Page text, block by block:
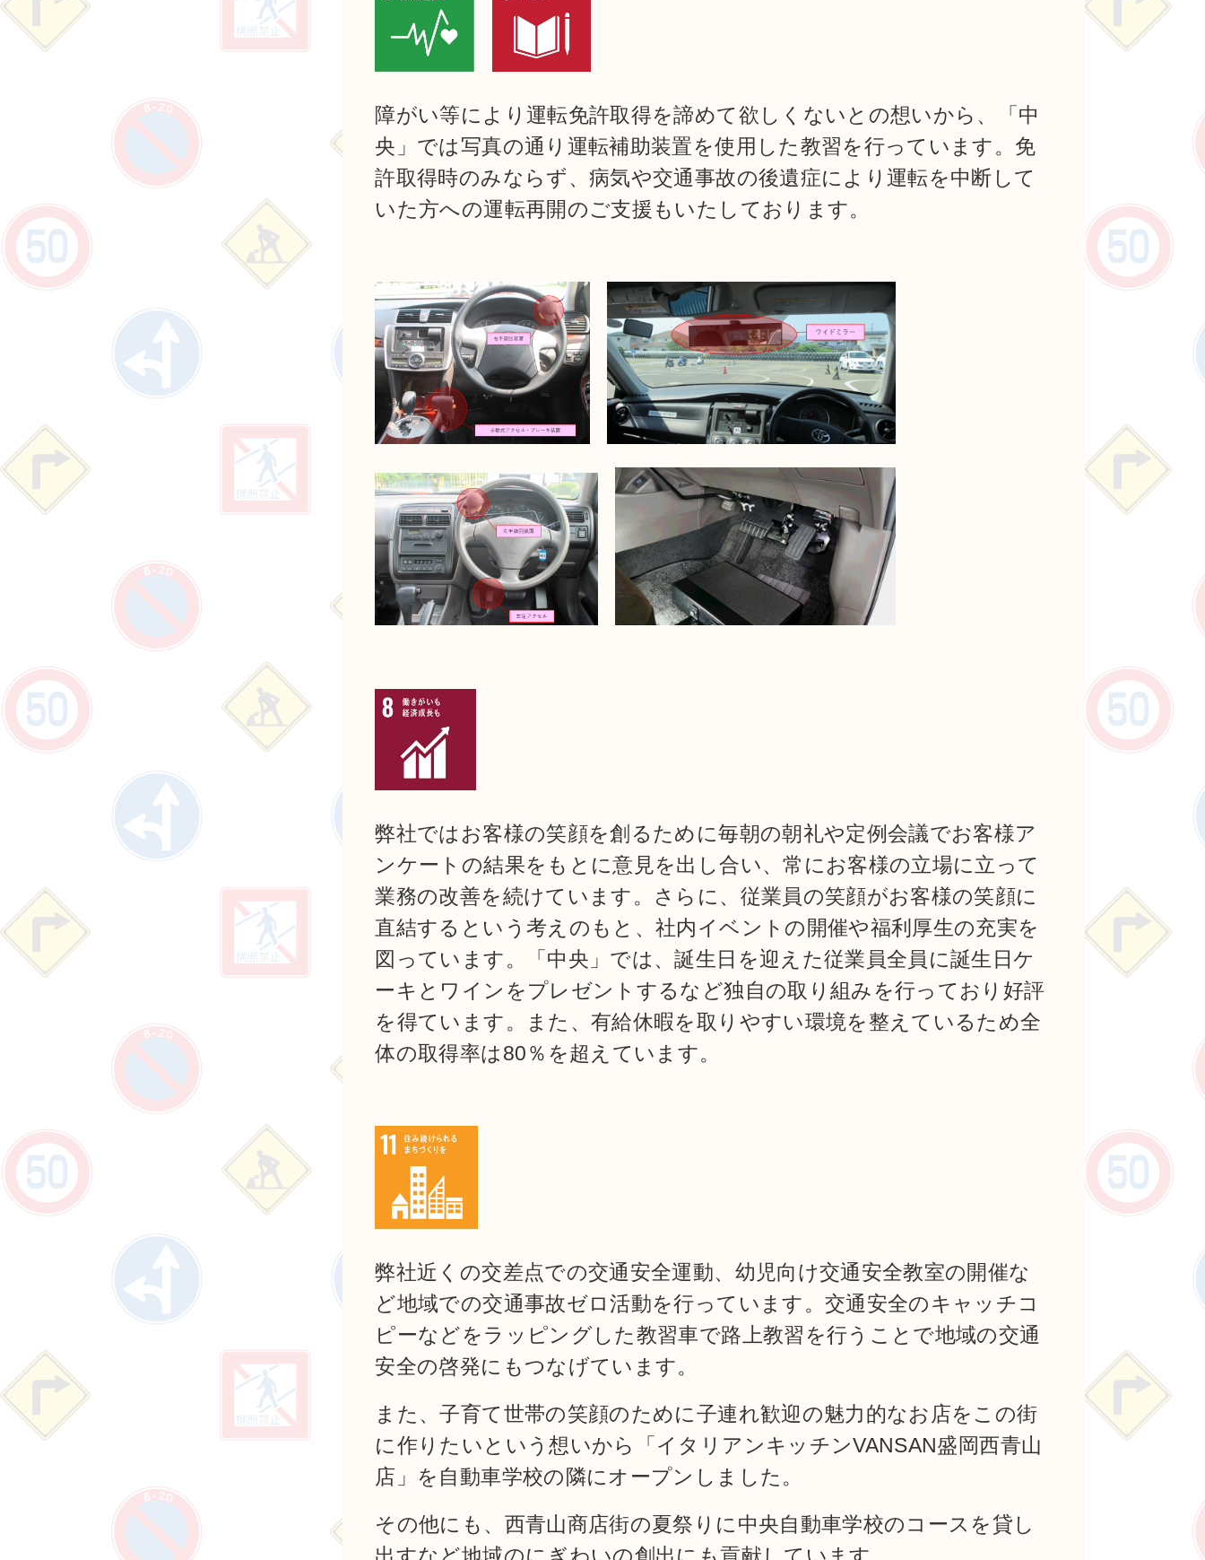
障がい等により運転免許取得を諦めて欲しくないとの想いから、「中
央」では写真の通り運転補助装置を使用した教習を行っています。免
許取得時のみならず、病気や交通事故の後遺症により運転を中断して
いた方への運転再開のご支援もいたしております。
弊社ではお客様の笑顔を創るために毎朝の朝礼や定例会議でお客様ア
ンケートの結果をもとに意見を出し合い、常にお客様の立場に立って
業務の改善を続けています。さらに、従業員の笑顔がお客様の笑顔に
直結するという考えのもと、社内イベントの開催や福利厚生の充実を
図っています。「中央」では、誕生日を迎えた従業員全員に誕生日ケ
ーキとワインをプレゼントするなど独自の取り組みを行っており好評
を得ています。また、有給休暇を取りやすい環境を整えているため全
体の取得率は80％を超えています。
弊社近くの交差点での交通安全運動、幼児向け交通安全教室の開催な
ど地域での交通事故ゼロ活動を行っています。交通安全のキャッチコ
ピーなどをラッピングした教習車で路上教習を行うことで地域の交通
安全の啓発にもつなげています。
また、子育て世帯の笑顔のために子連れ歓迎の魅力的なお店をこの街
に作りたいという想いから「イタリアンキッチンVANSAN盛岡西青山
店」を自動車学校の隣にオープンしました。
その他にも、西青山商店街の夏祭りに中央自動車学校のコースを貸し